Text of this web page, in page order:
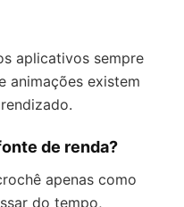
aplicativos sempre
animações existem
de renda?
apenas como
do tempo,